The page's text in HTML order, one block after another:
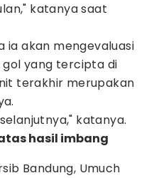
katanya saat
ia akan mengevaluasi
gol yang tercipta di
terakhir merupakan
katanya.
hasil imbang
Bandung, Umuch